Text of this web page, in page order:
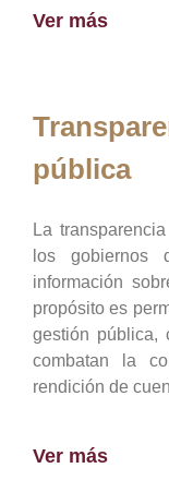
Ver más
pública
La
los gobiernos
información
propósito es
gestión pública,
combatan la
rendición de
Ver más